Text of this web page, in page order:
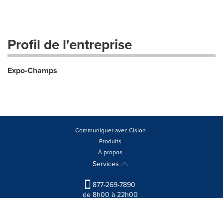
Profil de l'entreprise
Expo-Champs
Communiquer avec Cision
Produits
À propos
Services
877-269-7890
de 8h00 à 22h00